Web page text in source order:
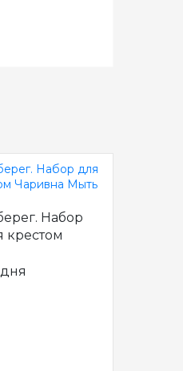
Набор